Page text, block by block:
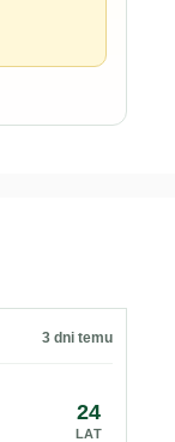
3 dni temu
24
LAT